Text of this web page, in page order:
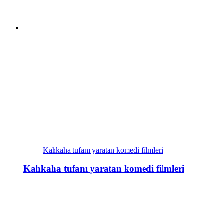
Kahkaha tufanı yaratan komedi filmleri
Kahkaha tufanı yaratan komedi filmleri